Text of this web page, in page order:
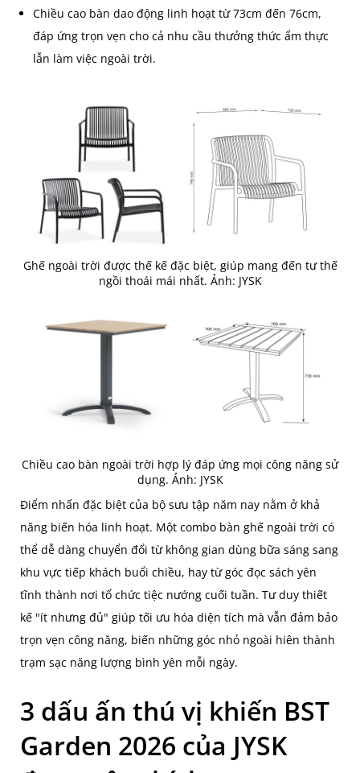
Chiều cao bàn dao động linh hoạt từ 73cm đến 76cm,
đáp ứng trọn vẹn cho cả nhu cầu thưởng thức ẩm thực
lẫn làm việc ngoài trời.
Ghế ngoài trời được thế kế đặc biệt, giúp mang đến tư thế
ngồi thoái mái nhất. Ảnh: JYSK
Chiều cao bàn ngoài trời hợp lý đáp ứng mọi công năng sử
dụng. Ảnh: JYSK
Điểm nhấn đặc biệt của bộ sưu tập năm nay nằm ở khả
năng biến hóa linh hoạt. Một combo bàn ghế ngoài trời có
thể dễ dàng chuyển đổi từ không gian dùng bữa sáng sang
khu vực tiếp khách buổi chiều, hay từ góc đọc sách yên
tĩnh thành nơi tổ chức tiệc nướng cuối tuần. Tư duy thiết
kế "ít nhưng đủ" giúp tối ưu hóa diện tích mà vẫn đảm bảo
trọn vẹn công năng, biến những góc nhỏ ngoài hiên thành
trạm sạc năng lượng bình yên mỗi ngày.
3 dấu ấn thú vị khiến BST
Garden 2026 của JYSK